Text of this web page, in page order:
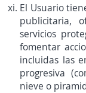
El Usuario
publicitaria,
servicios
fomentar
incluidas las
progresiva
nieve o